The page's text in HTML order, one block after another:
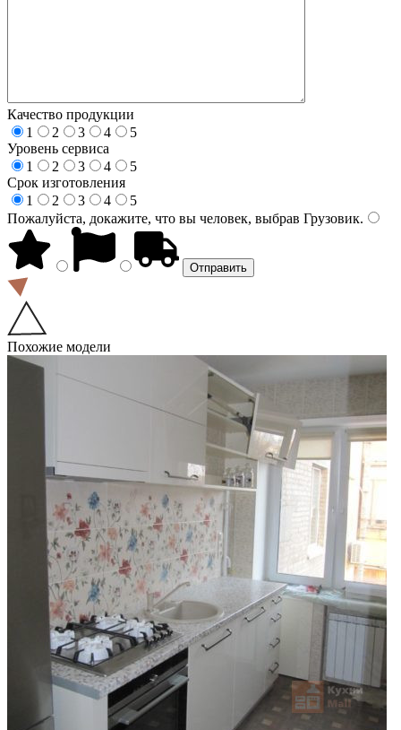
Качество продукции
1
2 3 4
5
Уровень сервиса
1
2 3 4
5
Срок изготовления
1
2 3 4
5
Пожалуйста, докажите, что вы человек, выбрав Грузовик.
Похожие модели